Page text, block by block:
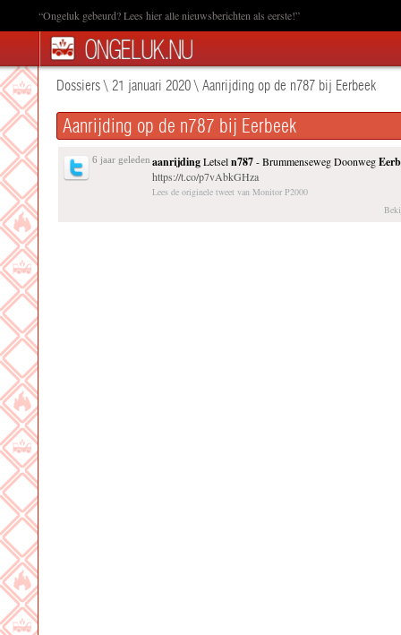
“Ongeluk gebeurd? Lees hier alle nieuwsberichten als eerste!”
Dossiers\ 21 januari 2020\ Aanrijding op de n787 bij Eerbeek
Aanrijding op de n787 bij Eerbeek
6 jaar geleden aanrijdingLetseln787- Brummenseweg Doonweg
https://t.co/p7vAbkGHza
Lees de originele tweet van Monitor P2000